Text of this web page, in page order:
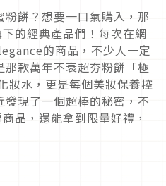
餅？想要一口氣購入，那
的經典產品們！每次在網
的商品，不少人一定
款萬年不衰超夯粉餅「極
妝水，更是每個美妝保養控
現了一個超棒的秘密，不
品，還能拿到限量好禮，